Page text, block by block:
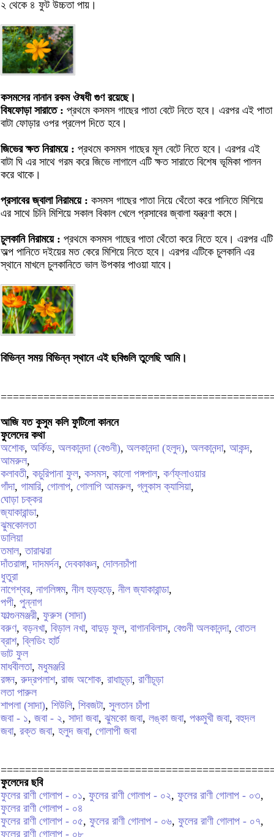
২ থেকে ৪ ফুট উচ্চতা পায়।
কসমসের নানান রকম ঔষধী গুণ রয়েছে।
বিষফোড়া সারাতে : প্রথমে কসমস গাছের পাতা বেটে নিতে হবে। এরপর এই পাতা
বাটা ফোড়ার ওপর প্রলেপ দিতে হবে।
জিভের ক্ষত নিরাময়ে : প্রথমে কসমস গাছের মূল বেটে নিতে হবে। এরপর এই
বাটা ঘি এর সাথে গরম করে জিভে লাগালে এটি ক্ষত সারাতে বিশেষ ভূমিকা পালন
করে থাকে।
প্রসাবের জ্বালা নিরাময়ে : কসমস গাছের পাতা নিয়ে থেঁতো করে পানিতে মিশিয়ে
এর সাথে চিনি মিশিয়ে সকাল বিকাল খেলে প্রসাবের জ্বালা যন্ত্রণা কমে।
চুলকানি নিরাময়ে : প্রথমে কসমস গাছের পাতা থেঁতো করে নিতে হবে। এরপর এটি
অল্প পানিতে দইয়ের মত কেরে মিশিয়ে নিতে হবে। এরপর এটিকে চুলকানি এর
স্থানে মাখলে চুলকানিতে ভাল উপকার পাওয়া যাবে।
বিভিন্ন সময় বিভিন্ন স্থানে এই ছবিগুলি তুলেছি আমি।
আজি যত কুসুম কলি ফুটিলো কাননে
ফুলেদের কথা
অশোক, অর্কিড, অলকানন্দা (বেগুনী), অলকানন্দা (হলুদ), অলকানন্দা, আকন্দ,
আমরুল,
কলাবতী, কচুরিপানা ফুল, কসমস, কালো পঙ্গপাল, কর্ণফ্লাওয়ার
গাঁদা, গামারি, গোলাপ, গোলাপি আমরুল, গ্লুকাস ক্যাসিয়া,
ঘোড়া চক্কর
জ্যাকারান্ডা,
ঝুমকোলতা
ডালিয়া
তমাল,তারাঝরা
দাঁতরাঙ্গা,দাদমর্দন, দেবকাঞ্চন, দোলনচাঁপা
ধুতুরা
নাগেশ্বর, নাগলিঙ্গম, নীল হুড়হুড়ে, নীল জ্যাকারান্ডা,
পপী, পুন্নাগ
ফাল্গুনমঞ্জরী, ফুরুস (সাদা)
বরুণ, বড়নখা, বিড়াল নখা, বাদুড় ফুল, বাগানবিলাস, বেগুনী অলকানন্দা, বোতল
ব্রাশ, ব্লিডিং হার্ট
ভাট ফুল
মাধবীলতা, মধুমঞ্জরি
রঙ্গন,রুদ্রপলাশ, রাজ অশোক, রাধাচূড়া, রাণীচূড়া
লতা পারুল
শাপলা (সাদা), শিউলি, শিবজটা, সুলতান চাঁপা
জবা - ১, জবা - ২, সাদা জবা, ঝুমকো জবা, লঙ্কা জবা, পঞ্চমুখী জবা, বহুদল
জবা, রক্ত জবা, হলুদ জবা, গোলাপী জবা
ফুলেদের ছবি
ফুলের রাণী গোলাপ - ০১, ফুলের রাণী গোলাপ - ০২, ফুলের রাণী গোলাপ - ০৩,
ফুলের রাণী গোলাপ - ০৪
ফুলের রাণী গোলাপ - ০৫, ফুলের রাণী গোলাপ - ০৬, ফুলের রাণী গোলাপ - ০৭,
ফুলের রাণী গোলাপ - ০৮